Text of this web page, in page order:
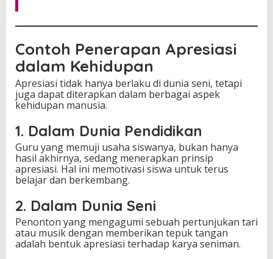
Contoh Penerapan Apresiasi
dalam Kehidupan
Apresiasi tidak hanya berlaku di dunia seni, tetapi
juga dapat diterapkan dalam berbagai aspek
kehidupan manusia.
1. Dalam Dunia Pendidikan
Guru yang memuji usaha siswanya, bukan hanya
hasil akhirnya, sedang menerapkan prinsip
apresiasi. Hal ini memotivasi siswa untuk terus
belajar dan berkembang.
2. Dalam Dunia Seni
Penonton yang mengagumi sebuah pertunjukan tari
atau musik dengan memberikan tepuk tangan
adalah bentuk apresiasi terhadap karya seniman.